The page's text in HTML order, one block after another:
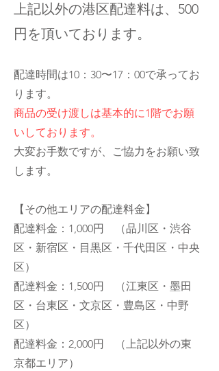
上記以外の港区配達料は、500
円を頂いております。
​配達時間は10：30〜17：00で承ってお
ります。
商品の受け渡しは基本的に1階でお願
いしております。
大変お手数ですが、ご協力をお願い致
します。
【その他エリアの配達料金】
配達料金：1,000円 （品川区・渋谷
区・新宿区・目黒区・千代田区・中央
区）
配達料金：1,500円 （江東区・墨田
区・台東区・文京区・豊島区・中野
区）
配達料金：2,000円 （上記以外の東
京都エリア）